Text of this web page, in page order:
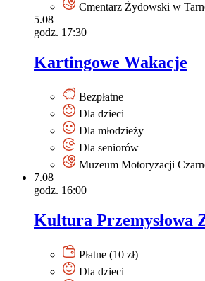
Cmentarz Żydowski w
5.08
godz. 17:30
Kartingowe Wakacje
Bezpłatne
Dla dzieci
Dla młodzieży
Dla seniorów
Muzeum Motoryzacji
7.08
godz. 16:00
Kultura Przemysłowa
Płatne (10 zł)
Dla dzieci